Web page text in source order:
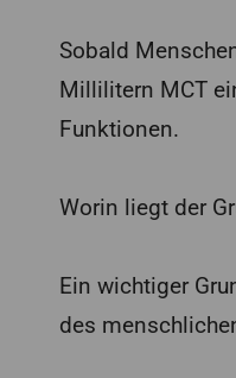
Sobald
Millilitern MCT
Funktionen.
Worin liegt der
Ein wichtiger
des